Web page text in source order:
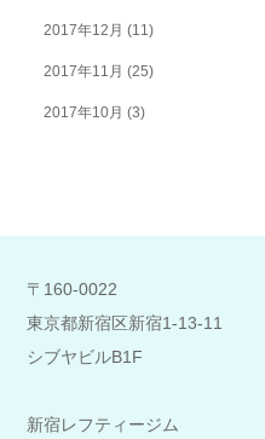
2017年12月 (11)
2017年11月 (25)
2017年10月 (3)
〒160-0022
東京都新宿区新宿1-13-11
シブヤビルB1F
新宿レフティージム